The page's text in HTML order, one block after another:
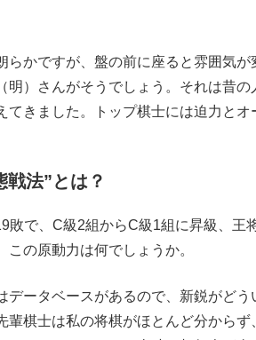
らかですが、盤の前に座ると雰囲気が
明）さんがそうでしょう。それは昔
きました。トップ棋士には迫力とオ
法”とは？
で、C級2組からC級1組に昇級、王
の原動力は何でしょうか。
データベースがあるので、新鋭がど
輩棋士は私の将棋がほとんど分から